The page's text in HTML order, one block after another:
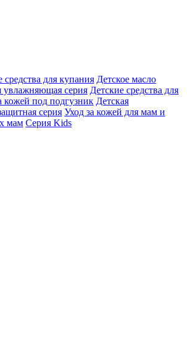
средства для купания Детское масло
увлажняющая серия Детские средства для
кожей под подгузник Детская
серия Уход за кожей для мам и
мам Серия Kids